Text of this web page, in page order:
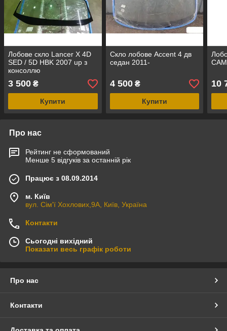
Лобове скло Lancer X 4D
SED / 5D HBK 2007 up з
консоллю
3 500 ₴
Купити
Скло лобове Accent 4 дв
седан 2011-
4 500₴
Купити
10
Про нас
Рейтинг не сформований
Менше 5 відгуків за останній рік
Працює з 08.09.2014
м. Київ
вул. Сім'ї Хохлових,9А, Київ, Україна
Контакти
Сьогодні вихідний
Показати весь графік роботи
Про нас
Контакти